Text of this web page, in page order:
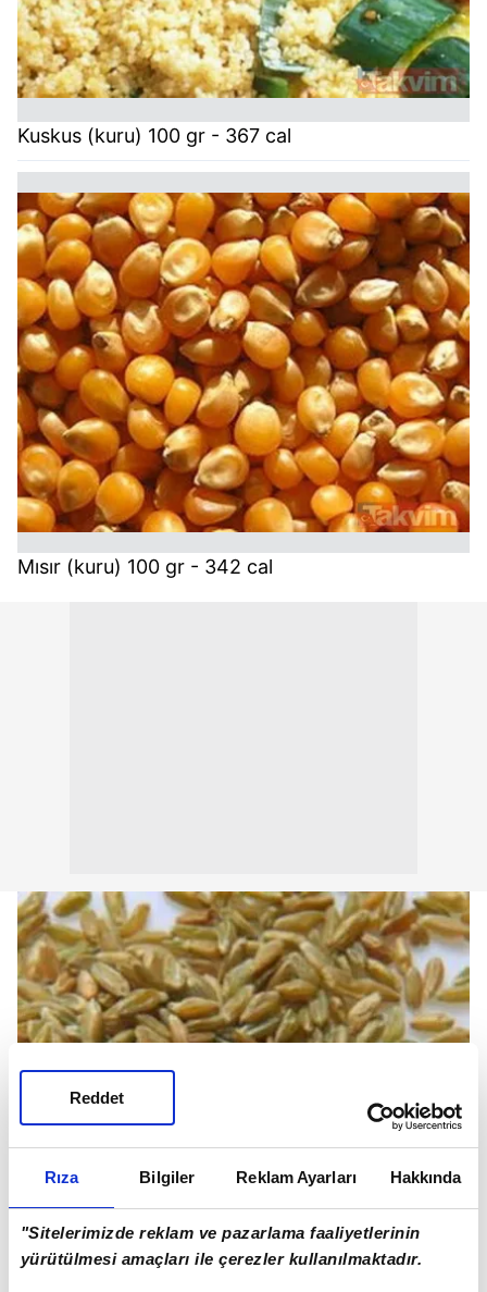
Rıza Bilgiler Reklam Ayarları Hakkında
"Sitelerimizde reklam ve pazarlama faaliyetlerinin
yürütülmesi amaçları ile çerezler kullanılmaktadır.
Reddet
Kuskus (kuru) 100 gr - 367 cal
Mısır (kuru) 100 gr - 342 cal